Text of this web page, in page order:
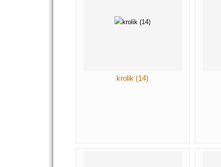
krolik (14)